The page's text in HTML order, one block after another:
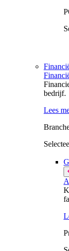
bedrijf.
Lees